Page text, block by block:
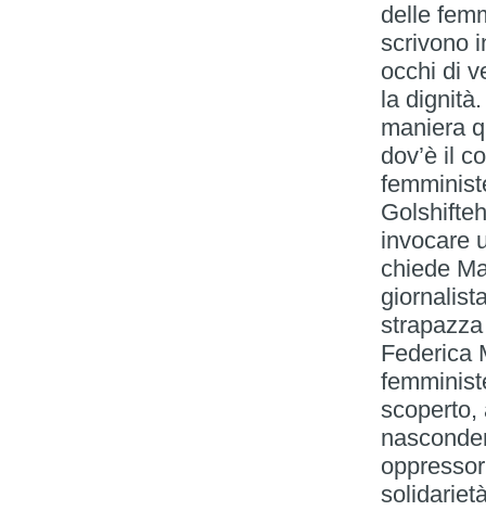
delle
scrivono
occhi di
la
maniera
dov’è il
invocare
chiede
Federica
scoperto,